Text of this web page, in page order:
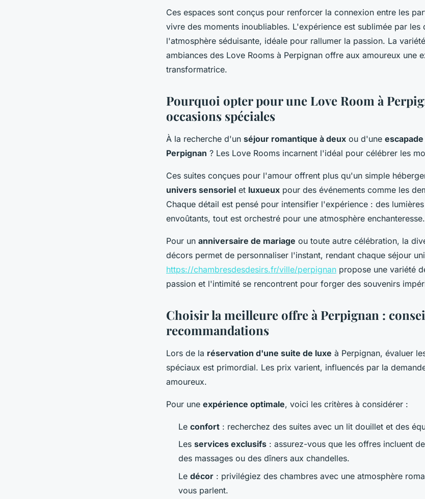
Ces espaces sont conçus pour renforcer la connexion entre les
vivre des moments inoubliables. L'expérience est sublimée par les
l'atmosphère séduisante, idéale pour rallumer la passion. La
ambiances des Love Rooms à Perpignan offre aux amoureux une
transformatrice.
Pourquoi opter pour une Love Room à
occasions spéciales
À la recherche d'un séjour romantique à deux ou d'une
Perpignan ? Les Love Rooms incarnent l'idéal pour célébrer les
Ces suites conçues pour l'amour offrent plus qu'un simple
univers sensoriel et luxueux pour des événements comme les
Chaque détail est pensé pour intensifier l'expérience : des
envoûtants, tout est orchestré pour une atmosphère enchanteresse.
Pour un anniversaire de mariage ou toute autre célébration, la
décors permet de personnaliser l'instant, rendant chaque séjour
https://chambresdesdesirs.fr/ville/perpignan propose une variété
passion et l'intimité se rencontrent pour forger des souvenirs
Choisir la meilleure offre à Perpignan :
recommandations
Lors de la réservation d'une suite de luxe à Perpignan, évaluer
spéciaux est primordial. Les prix varient, influencés par la
amoureux.
Pour une expérience optimale, voici les critères à considérer :
Le confort : recherchez des suites avec un lit douillet et des
Les services exclusifs : assurez-vous que les offres incluent
des massages ou des dîners aux chandelles.
Le décor : privilégiez des chambres avec une atmosphère
vous parlent.